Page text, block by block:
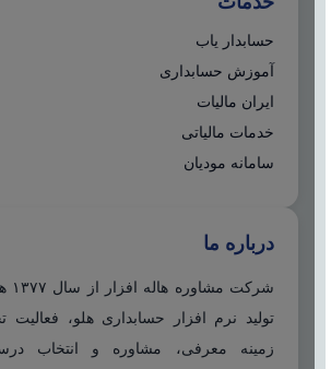
حسابدار یاب
آموزش حسابداری
ایران مالیات
خدمات مالیاتی
سامانه مودیان
درباره ما
تولید نرم افزار حسابداری هلو،
زمینه معرفی، مشاوره و انتخاب